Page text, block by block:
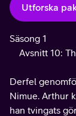
Utforska
Säsong 1
Avsnitt 10:
Derfel
Nimue. Arthur
han tvingats